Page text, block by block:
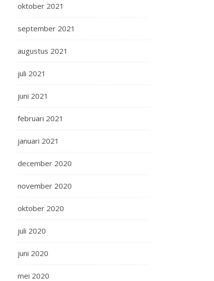
oktober 2021
september 2021
augustus 2021
juli 2021
juni 2021
februari 2021
januari 2021
december 2020
november 2020
oktober 2020
juli 2020
juni 2020
mei 2020